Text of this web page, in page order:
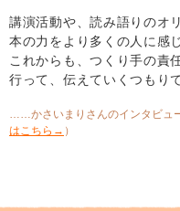
講演活動や、読み語りのオ
本の力をより多くの人に感
これからも、つくり手の責
行って、伝えていくつもり
……かさいまりさんのインタビュ
はこちら→ ）